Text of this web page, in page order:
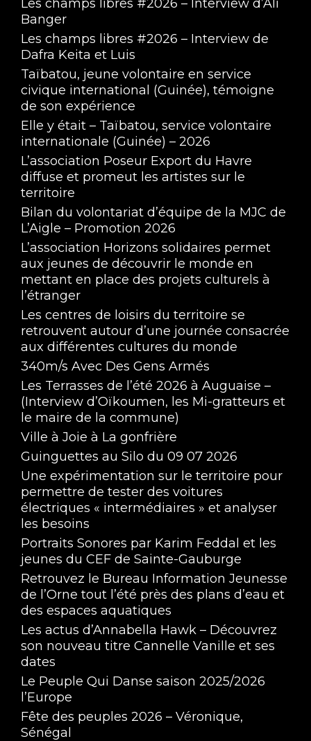
Les champs libres #2026 – Interview d’Ali
Banger
Les champs libres #2026 – Interview de
Dafra Keita et Luis
Taïbatou, jeune volontaire en service
civique international (Guinée), témoigne
de son expérience
Elle y était – Taïbatou, service volontaire
internationale (Guinée) – 2026
L’association Poseur Export du Havre
diffuse et promeut les artistes sur le
territoire
Bilan du volontariat d’équipe de la MJC de
L’Aigle – Promotion 2026
L’association Horizons solidaires permet
aux jeunes de découvrir le monde en
mettant en place des projets culturels à
l’étranger
Les centres de loisirs du territoire se
retrouvent autour d’une journée consacrée
aux différentes cultures du monde
340m/s Avec Des Gens Armés
Les Terrasses de l’été 2026 à Auguaise –
(Interview d’Oïkoumen, les Mi-gratteurs et
le maire de la commune)
Ville à Joie à La gonfrière
Guinguettes au Silo du 09 07 2026
Une expérimentation sur le territoire pour
permettre de tester des voitures
électriques « intermédiaires » et analyser
les besoins
Portraits Sonores par Karim Feddal et les
jeunes du CEF de Sainte-Gauburge
Retrouvez le Bureau Information Jeunesse
de l’Orne tout l’été près des plans d’eau et
des espaces aquatiques
Les actus d’Annabella Hawk – Découvrez
son nouveau titre Cannelle Vanille et ses
dates
Le Peuple Qui Danse saison 2025/2026
l’Europe
Fête des peuples 2026 – Véronique,
Sénégal